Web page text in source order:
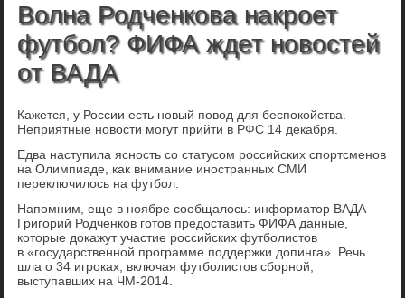
Волна Родченкова накроет
футбол? ФИФА ждет новостей
от ВАДА
Кажется, у России есть новый повод для беспокойства.
Неприятные новости могут прийти в РФС 14 декабря.
Едва наступила ясность со статусом российских спортсменов
на Олимпиаде, как внимание иностранных СМИ
переключилось на футбол.
Напомним, еще в ноябре сообщалось: информатор ВАДА
Григорий Родченков готов предоставить ФИФА данные,
которые докажут участие российских футболистов
в «государственной программе поддержки допинга». Речь
шла о 34 игроках, включая футболистов сборной,
выступавших на ЧМ-2014.